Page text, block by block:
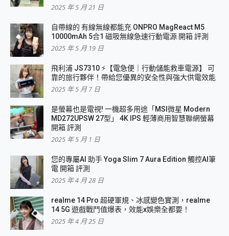
2025 年 5 月 21 日
自帶線的 有線無線都能充 ONPRO MagReact M5
10000mAh 5合1 磁吸無線急速行動電源 開箱 評測
2025 年 5 月 19 日
飛利浦 JS7310 ⚡【電急便｜行動儲能救車電源】 可
靠的旅行夥伴！帶給您優異的安全性與強大供電效能
2025 年 5 月 7 日
是螢幕也是電視! 一機超多用途「MSI微星 Modern
MD272UPSW 27型」 4K IPS 輕薄商用智慧聯網螢幕
開箱 評測
2025 年 5 月 1 日
您的專屬AI 助手 Yoga Slim 7 Aura Edition 觸控AI筆
電 開箱 評測
2025 年 4 月 28 日
realme 14 Pro 超硬軍規、冰感變色實測，realme
14 5G 遊戲戰鬥值爆表，效能x娛樂全都要！
2025 年 4 月 25 日